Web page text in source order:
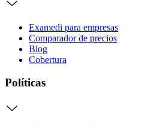
Examedi para empresas
Comparador de precios
Blog
Cobertura
Políticas